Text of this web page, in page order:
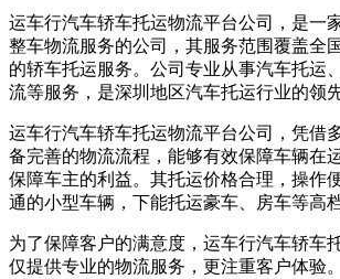
运车行汽车轿车托运物流平台公司，是一
整车物流服务的公司，其服务范围覆盖全
的轿车托运服务。公司专业从事汽车托运
流等服务，是深圳地区汽车托运行业的领先
运车行汽车轿车托运物流平台公司，凭借
备完善的物流流程，能够有效保障车辆在
保障车主的利益。其托运价格合理，操作
通的小型车辆，下能托运豪车、房车等高
为了保障客户的满意度，运车行汽车轿车
仅提供专业的物流服务，更注重客户体验